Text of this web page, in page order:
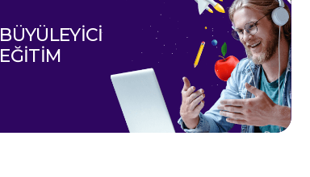
BÜYÜLEYICI
EĞITIM